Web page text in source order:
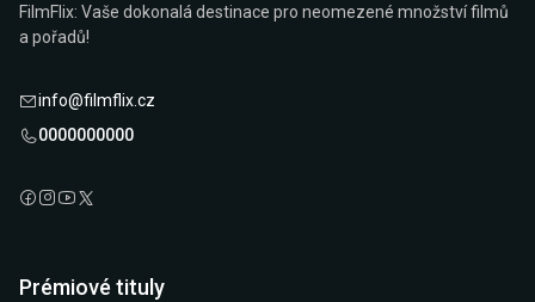
FilmFlix: Vaše dokonalá destinace pro neomezené množství filmů
a pořadů!
info@filmflix.cz
0000000000
Prémiové tituly